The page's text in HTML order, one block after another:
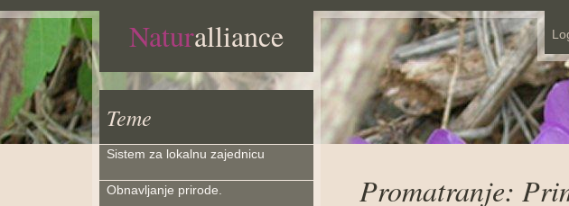
Naturalliance
Teme
Sistem za lokalnu zajednicu
Obnavljanje prirode. Promatranje: